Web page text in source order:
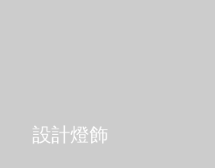
設計燈飾